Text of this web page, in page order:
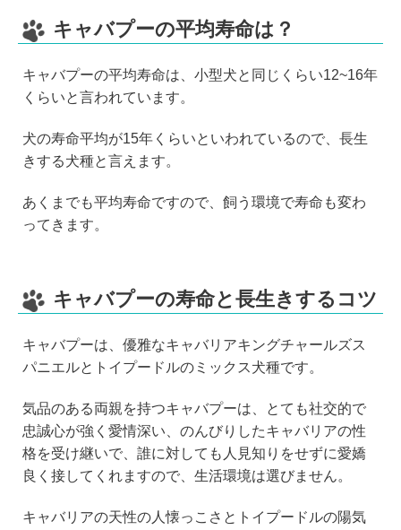
キャバプーの平均寿命は？
キャバプーの平均寿命は、小型犬と同じくらい12~16年
くらいと言われています。
犬の寿命平均が15年くらいといわれているので、長生
きする犬種と言えます。
あくまでも平均寿命ですので、飼う環境で寿命も変わ
ってきます。
キャバプーの寿命と長生きするコツ
キャバプーは、優雅なキャバリアキングチャールズス
パニエルとトイプードルのミックス犬種です。
気品のある両親を持つキャバプーは、とても社交的で
忠誠心が強く愛情深い、のんびりしたキャバリアの性
格を受け継いで、誰に対しても人見知りをせずに愛嬌
良く接してくれますので、生活環境は選びません。
キャバリアの天性の人懐っこさとトイプードルの陽気